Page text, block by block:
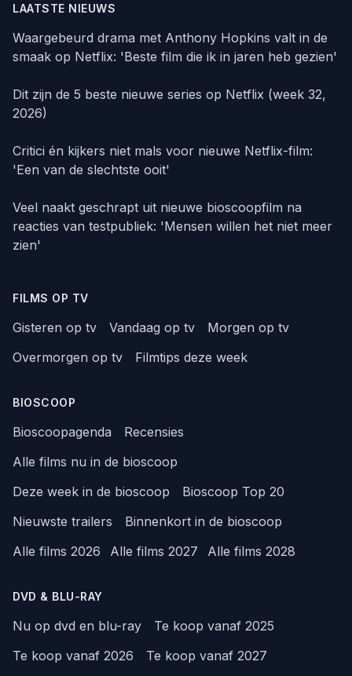
LAATSTE NIEUWS
Waargebeurd drama met Anthony Hopkins valt in de
smaak op Netflix: 'Beste film die ik in jaren heb gezien'
Dit zijn de 5 beste nieuwe series op Netflix (week 32,
2026)
Critici én kijkers niet mals voor nieuwe Netflix-film:
'Een van de slechtste ooit'
Veel naakt geschrapt uit nieuwe bioscoopfilm na
reacties van testpubliek: 'Mensen willen het niet meer
zien'
FILMS OP TV
Gisteren op tv Vandaag op tv
Morgen op tv
Overmorgen op tv
Filmtips deze week
BIOSCOOP
Bioscoopagenda
Recensies
Alle films nu in de bioscoop
Deze week in de bioscoop
Bioscoop Top 20
Nieuwste trailers
Binnenkort in de bioscoop
Alle films 2026
Alle films 2027 Alle films 2028
DVD & BLU-RAY
Nu op dvd en blu-ray
Te koop vanaf 2025
Te koop vanaf 2026
Te koop vanaf 2027